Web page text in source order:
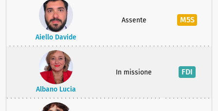
Aiello Davide
Assente M5S
Albano Lucia
In missione FDI